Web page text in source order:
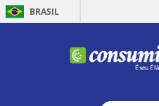
BRASIL